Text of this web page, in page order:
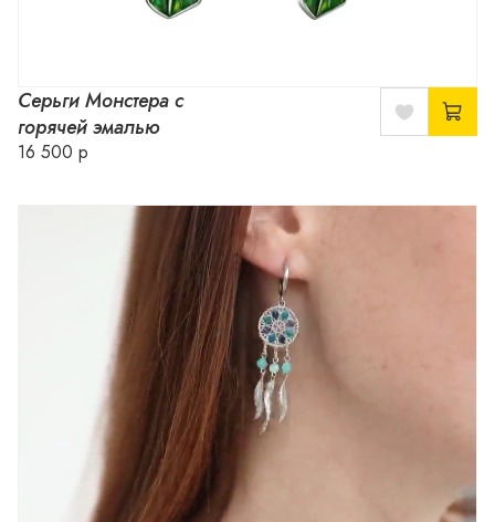
Серьги Монстера с
горячей эмалью
16 500 р